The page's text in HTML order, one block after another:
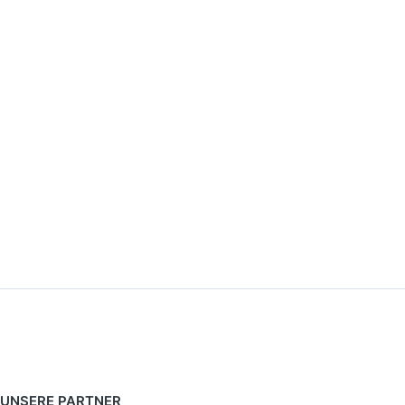
UNSERE PARTNER